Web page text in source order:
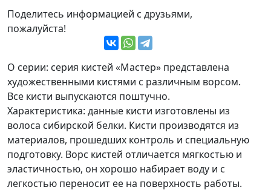
Поделитесь информацией с друзьями,
пожалуйста!
О серии: серия кистей «Мастер» представлена
художественными кистями с различным ворсом.
Все кисти выпускаются поштучно.
Характеристика: данные кисти изготовлены из
волоса сибирской белки. Кисти производятся из
материалов, прошедших контроль и специальную
подготовку. Ворс кистей отличается мягкостью и
эластичностью, он хорошо набирает воду и с
легкостью переносит ее на поверхность работы.